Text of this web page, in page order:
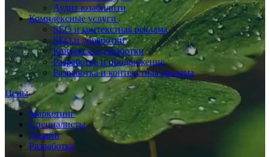
Аудит юзабилити
Комплексные услуги
SEO и контекстная реклама
SEO и доработки
Контекст и доработки
Разработка и продвижение
Разработка и контекстная реклама
Цены
Маркетинг
Специалисты
Дизайн
Разработка